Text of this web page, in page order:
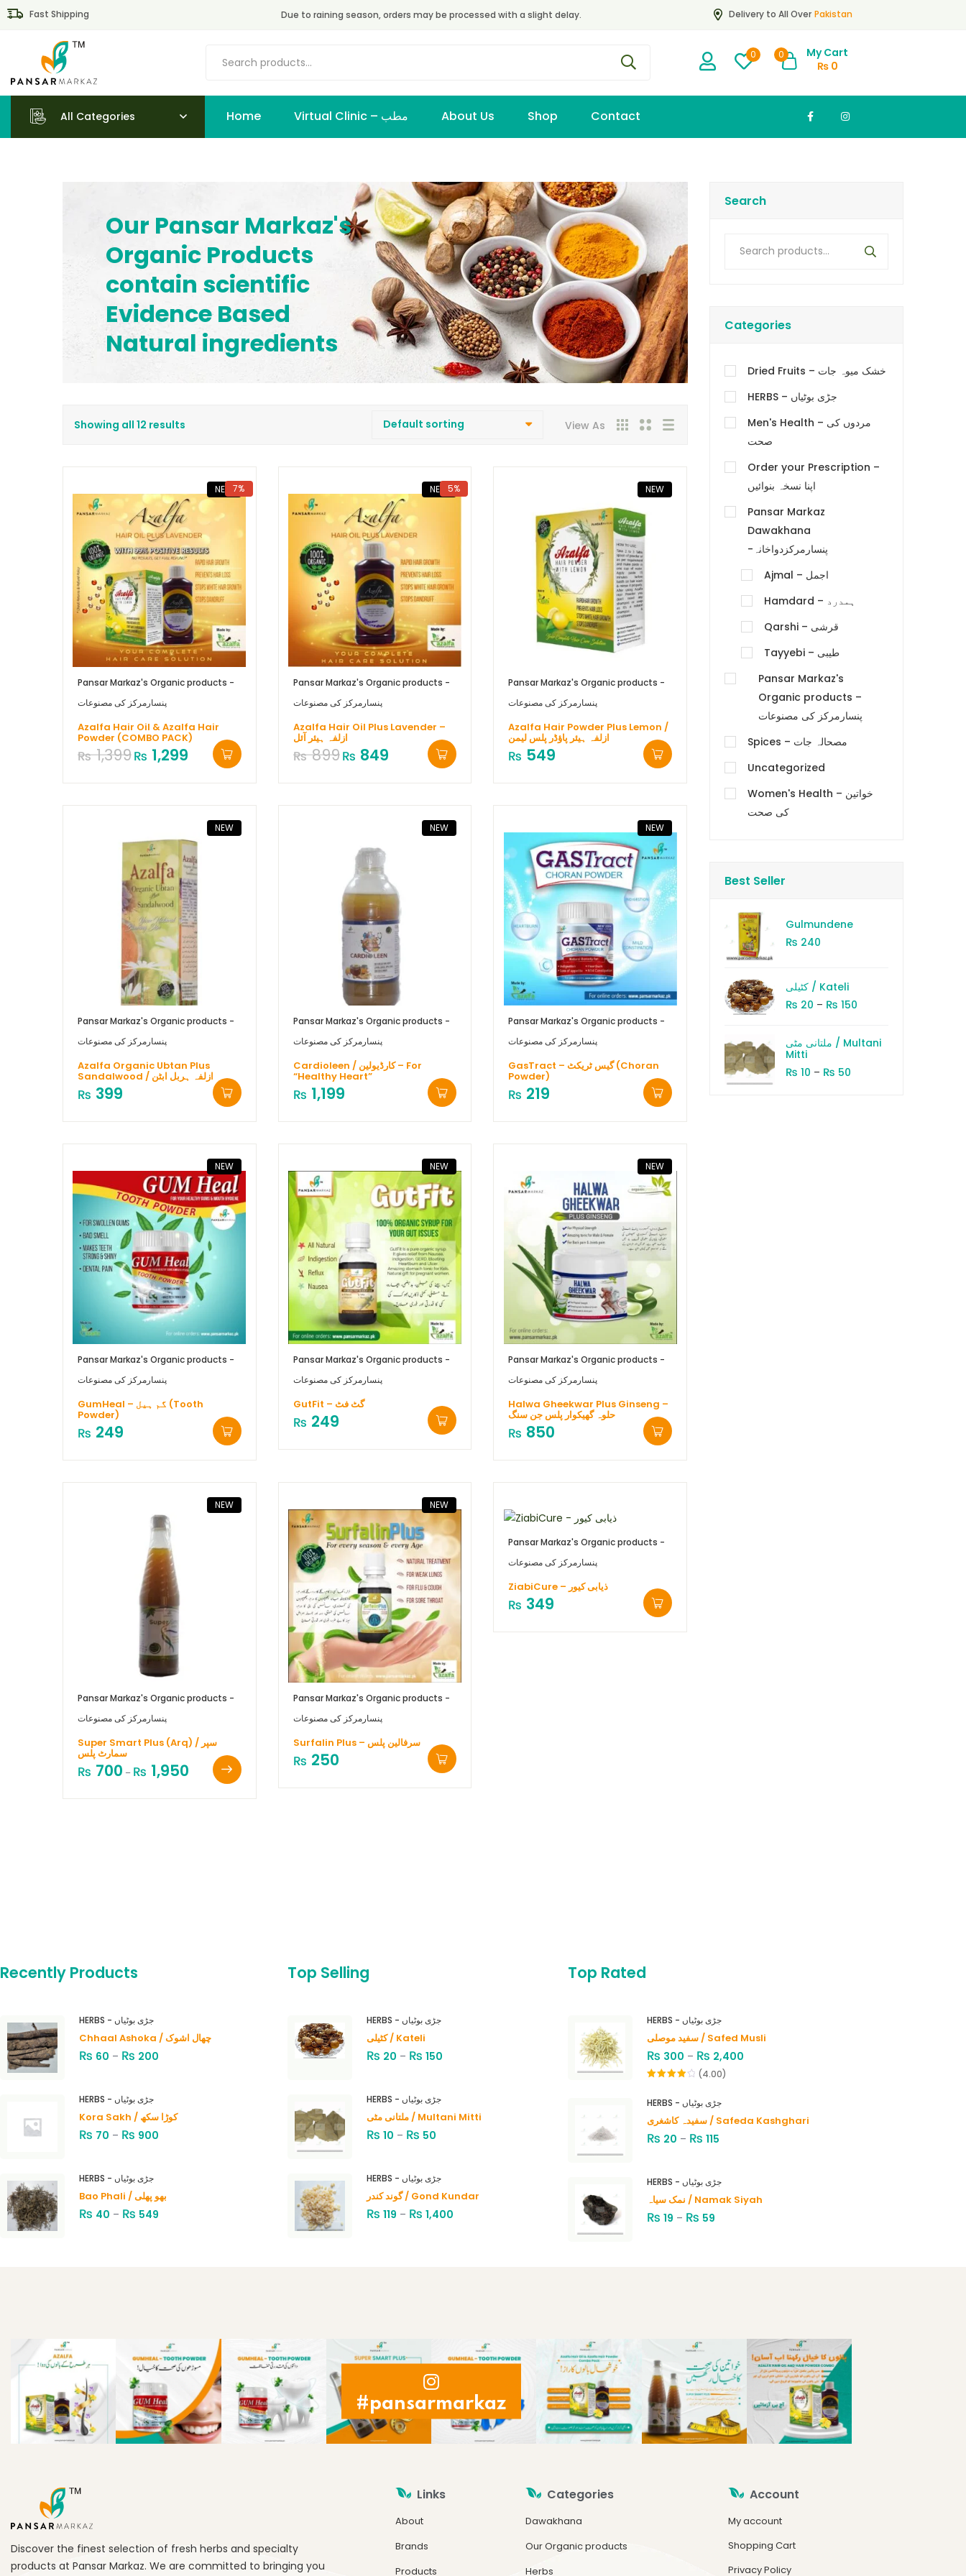
Fast Shipping Due to raining season, orders may be processed with a slight delay. Delivery to All Over Pakistan
0 0
My Cart
₨0
All Categories Home Virtual Clinic – مطب About Us Shop Contact
Our Pansar Markaz's
Organic Products
contain scientific
Evidence Based
Natural ingredients
View As
Showing all 12 results
7%
NEW
Pansar Markaz's Organic products -
پنسارمرکز کی مصنوعات
Azalfa Hair Oil & Azalfa Hair
Powder (COMBO PACK)
₨1,399₨ 1,299
5%
NEW
Pansar Markaz's Organic products -
پنسارمرکز کی مصنوعات
Azalfa Hair Oil Plus Lavender –
ازلفہ ہیئر آئل
₨899₨ 849
NEW
Pansar Markaz's Organic products -
پنسارمرکز کی مصنوعات
Azalfa Hair Powder Plus Lemon /
ازلفہ ہیئر پاؤڈر پلس لیمن
₨ 549
NEW
Pansar Markaz's Organic products -
پنسارمرکز کی مصنوعات
Azalfa Organic Ubtan Plus
Sandalwood / ازلفہ ہربل ابٹن
₨ 399
NEW
Pansar Markaz's Organic products -
پنسارمرکز کی مصنوعات
Cardioleen / کارڈیولین – For
“Healthy Heart”
₨ 1,199
NEW
Pansar Markaz's Organic products -
پنسارمرکز کی مصنوعات
GasTract – گیس ٹریکٹ (Choran
Powder)
₨ 219
NEW
Pansar Markaz's Organic products -
پنسارمرکز کی مصنوعات
GumHeal – گم ہیل (Tooth
Powder)
₨ 249
NEW
Pansar Markaz's Organic products -
پنسارمرکز کی مصنوعات
GutFit – گ‍ٹ فٹ
₨ 249
NEW
Pansar Markaz's Organic products -
پنسارمرکز کی مصنوعات
Halwa Gheekwar Plus Ginseng –
حلوہ گھیکوار پلس جن سنگ
₨ 850
NEW
Pansar Markaz's Organic products -
پنسارمرکز کی مصنوعات
Super Smart Plus (Arq) / سپر
سمارٹ پلس
₨ 700 – ₨ 1,950
NEW
Pansar Markaz's Organic products -
پنسارمرکز کی مصنوعات
Surfalin Plus – سرفالین پلس
₨ 250
Pansar Markaz's Organic products -
پنسارمرکز کی مصنوعات
ZiabiCure – ذیابی کیور
₨ 349
Search
Categories
Dried Fruits – خشک میوہ جات
HERBS – جڑی بوٹیاں
Men's Health – مردوں کی
صحت
Order your Prescription –
اپنا نسخہ بنوائیں
Pansar Markaz
Dawakhana
-پنسارمرکزدواخانہ
Ajmal – اجمل
Hamdard – ہمدرد
Qarshi – قرشی
Tayyebi – طیبی
Pansar Markaz's
Organic products –
پنسارمرکز کی مصنوعات
Spices – مصحالہ جات
Uncategorized
Women's Health – خواتین
کی صحت
Best Seller
Gulmundene
₨ 240
کٹیلی / Kateli
₨ 20 – ₨ 150
ملتانی مٹی / Multani
Mitti
₨ 10 – ₨ 50
Recently Products
HERBS - جڑی بوٹیاں
Chhaal Ashoka / چھال اشوک
₨ 60 – ₨ 200
HERBS - جڑی بوٹیاں
Kora Sakh / کوڑا سکھ
₨ 70 – ₨ 900
HERBS - جڑی بوٹیاں
Bao Phali / بھو پھلی
₨ 40 – ₨ 549
Top Selling
HERBS - جڑی بوٹیاں
کٹیلی / Kateli
₨ 20 – ₨ 150
HERBS - جڑی بوٹیاں
ملتانی مٹی / Multani Mitti
₨ 10 – ₨ 50
HERBS - جڑی بوٹیاں
گوند کندر / Gond Kundar
₨ 119 – ₨ 1,400
Top Rated
HERBS - جڑی بوٹیاں
سفید موصلی / Safed Musli
₨ 300 – ₨ 2,400
of 5
(4.00)
HERBS - جڑی بوٹیاں
سفیدہ کاشغری / Safeda Kashghari
₨ 20 – ₨ 115
HERBS - جڑی بوٹیاں
نمک سیاہ / Namak Siyah
₨ 19 – ₨ 59
#pansarmarkaz
Discover the finest selection of fresh herbs and specialty
products at Pansar Markaz. We are committed to bringing you
Links
About
Brands
Products
Categories
Dawakhana
Our Organic products
Herbs
Account
My account
Shopping Cart
Privacy Policy